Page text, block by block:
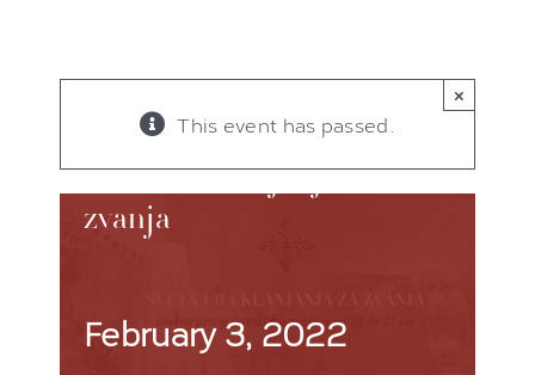
×
This event has passed.
Sveta ura klanjanja za
zvanja
February 3, 2022